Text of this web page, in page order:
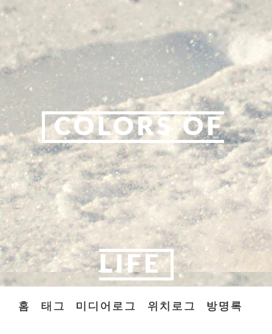
COLORS OF
LIFE
홈 태그 미디어로그 위치로그 방명록